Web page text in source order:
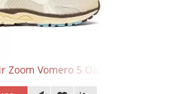
Foam
Zoom Vomero 5 Oatmeal